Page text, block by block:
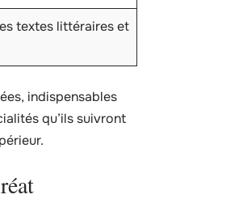
textes littéraires et
indispensables
qu’ils suivront